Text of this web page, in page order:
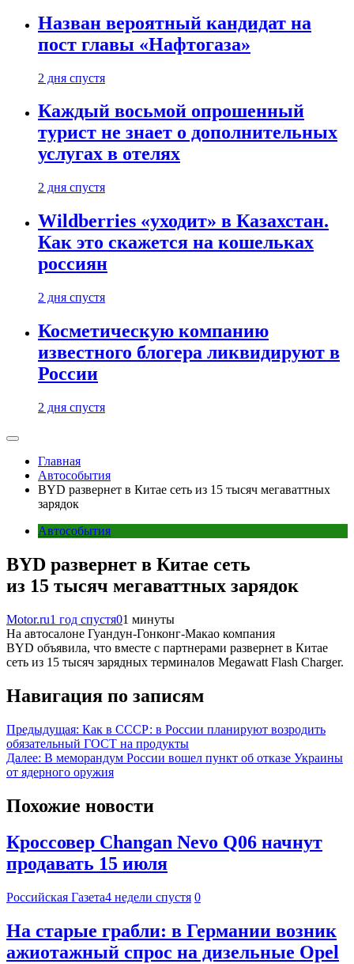
Назван вероятный кандидат на
пост главы «Нафтогаза»
2 дня спустя
Каждый восьмой опрошенный
турист не знает о дополнительных
услугах в отелях
2 дня спустя
Wildberries «уходит» в Казахстан.
Как это скажется на кошельках
россиян
2 дня спустя
Косметическую компанию
известного блогера ликвидируют в
России
2 дня спустя
Главная
Автособытия
BYD развернет в Китае сеть из 15 тысяч мегаваттных
зарядок
Автособытия
BYD развернет в Китае сеть
из 15 тысяч мегаваттных зарядок
Motor.ru1 год спустя01 минуты
На автосалоне Гуандун-Гонконг-Макао компания
BYD объявила, что вместе с партнерами развернет в Китае
сеть из 15 тысяч зарядных терминалов Megawatt Flash Charger.
Навигация по записям
Предыдущая: Как в СССР: в России планируют возродить
обязательный ГОСТ на продукты
Далее: В меморандум России вошел пункт об отказе Украины
от ядерного оружия
Похожие новости
Кроссовер Changan Nevo Q06 начнут
продавать 15 июля
Российская Газета4 недели спустя 0
На старые грабли: в Германии возник
ажиотажный спрос на дизельные Opel